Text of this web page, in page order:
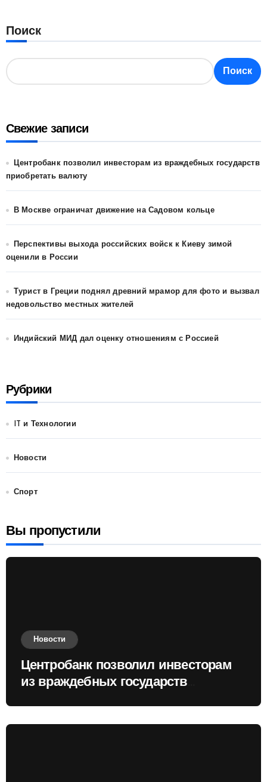
Поиск
Поиск
Свежие записи
Центробанк позволил инвесторам из враждебных государств
приобретать валюту
В Москве ограничат движение на Садовом кольце
Перспективы выхода российских войск к Киеву зимой
оценили в России
Турист в Греции поднял древний мрамор для фото и вызвал
недовольство местных жителей
Индийский МИД дал оценку отношениям с Россией
Рубрики
IT и Технологии
Новости
Спорт
Вы пропустили
Новости
Центробанк позволил инвесторам
из враждебных государств